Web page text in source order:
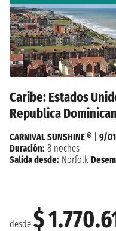
Caribe: Estados
Republica
desde $
CARNIVAL SUNSHINE ®
9/
Duración: 8 noches
Salida desde: Norfolk